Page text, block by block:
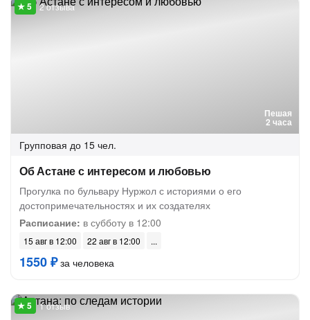
Пешая
2 часа
2 отзыва
Групповая до 15 чел.
Об Астане с интересом и любовью
Прогулка по бульвару Нуржол с историями о его
достопримечательностях и их создателях
Расписание: в субботу в 12:00
15 авг в 12:00 22 авг в 12:00
1550 ₽за человека
1 отзыв